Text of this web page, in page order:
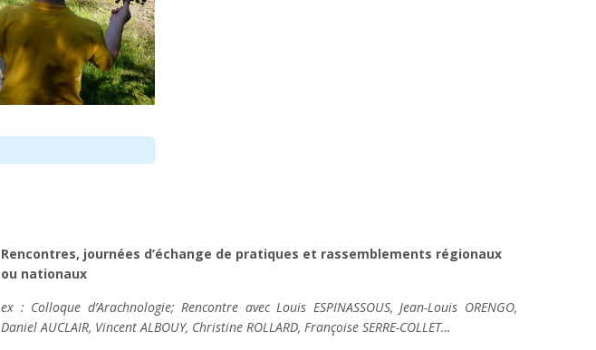
Rencontres, journées d’échange de pratiques et rassemblements régionaux
ou nationaux
ex : Colloque d’Arachnologie; Rencontre avec Louis ESPINASSOUS, Jean-Louis ORENGO,
Daniel AUCLAIR, Vincent ALBOUY, Christine ROLLARD, Françoise SERRE-COLLET…